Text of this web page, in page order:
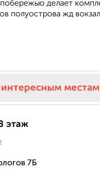
делает
полуострова жд
местам
этаж
7Б